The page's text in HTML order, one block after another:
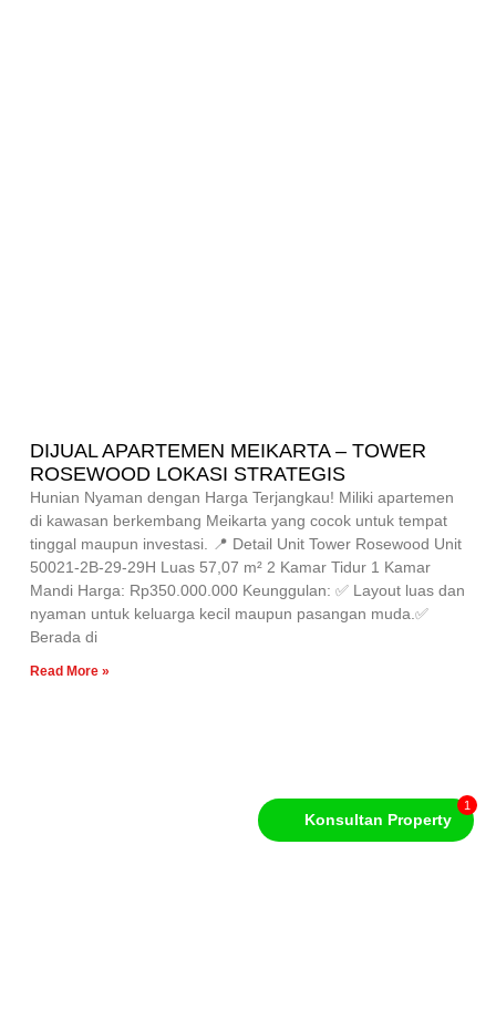
DIJUAL APARTEMEN MEIKARTA – TOWER
ROSEWOOD LOKASI STRATEGIS
Hunian Nyaman dengan Harga Terjangkau! Miliki apartemen
di kawasan berkembang Meikarta yang cocok untuk tempat
tinggal maupun investasi. 📍 Detail Unit Tower Rosewood Unit
50021-2B-29-29H Luas 57,07 m² 2 Kamar Tidur 1 Kamar
Mandi Harga: Rp350.000.000 Keunggulan: ✅ Layout luas dan
nyaman untuk keluarga kecil maupun pasangan muda.✅
Berada di
Read More »
Konsultan Property
1